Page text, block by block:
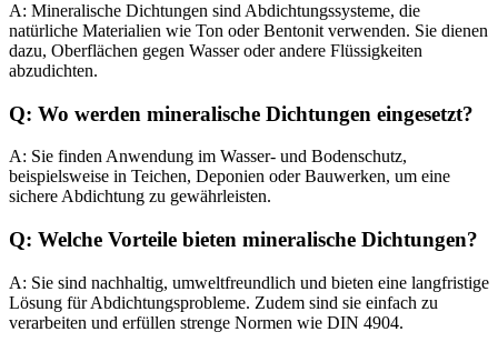
A: Mineralische Dichtungen sind Abdichtungssysteme, die
natürliche Materialien wie Ton oder Bentonit verwenden. Sie dienen
dazu, Oberflächen gegen Wasser oder andere Flüssigkeiten
abzudichten.
Q: Wo werden mineralische Dichtungen eingesetzt?
A: Sie finden Anwendung im Wasser- und Bodenschutz,
beispielsweise in Teichen, Deponien oder Bauwerken, um eine
sichere Abdichtung zu gewährleisten.
Q: Welche Vorteile bieten mineralische Dichtungen?
A: Sie sind nachhaltig, umweltfreundlich und bieten eine langfristige
Lösung für Abdichtungsprobleme. Zudem sind sie einfach zu
verarbeiten und erfüllen strenge Normen wie DIN 4904.